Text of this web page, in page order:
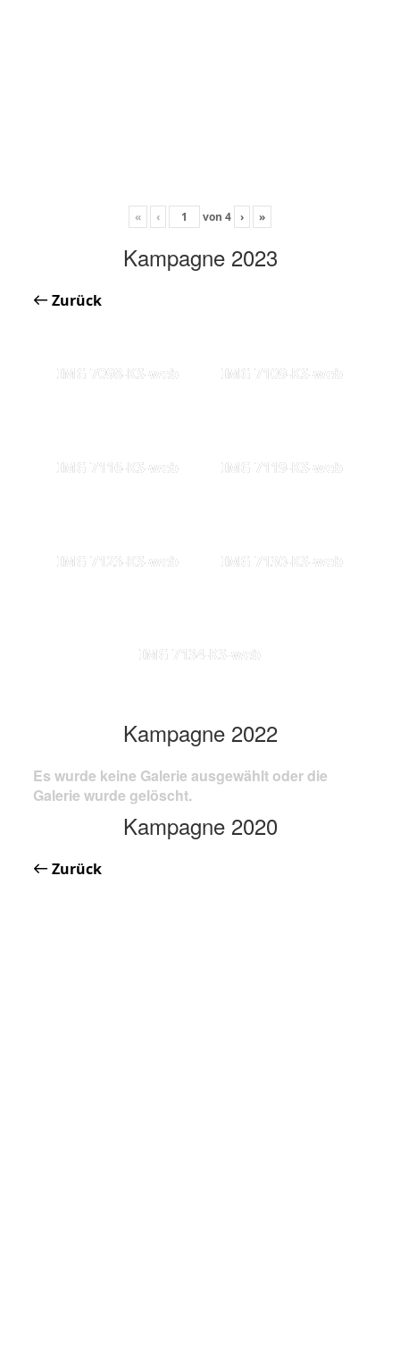
« ‹ von 4 › »
Kampagne 2023
Zurück
IMG 7098-KS-web IMG 7109-KS-web
IMG 7116-KS-web IMG 7119-KS-web
IMG 7123-KS-web IMG 7130-KS-web
IMG 7134-KS-web
Kampagne 2022
Es wurde keine Galerie ausgewählt oder die
Galerie wurde gelöscht.
Kampagne 2020
Zurück